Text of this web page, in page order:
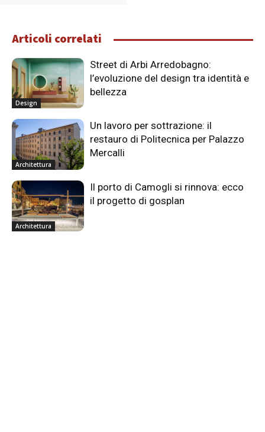
Articoli correlati
Design
Street di Arbi Arredobagno:
l’evoluzione del design tra identità e
bellezza
Architettura
Un lavoro per sottrazione: il
restauro di Politecnica per Palazzo
Mercalli
Architettura
Il porto di Camogli si rinnova: ecco
il progetto di gosplan